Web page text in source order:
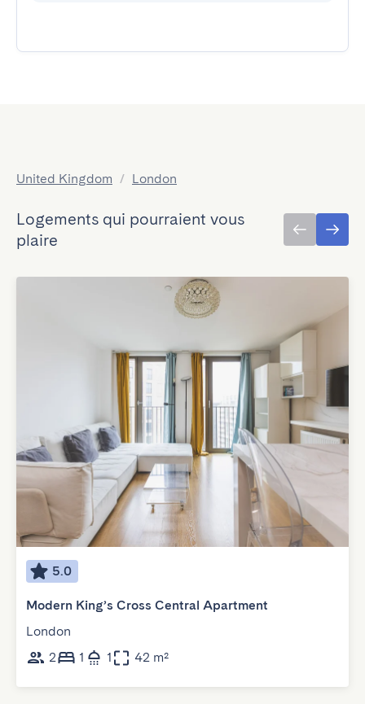
United Kingdom / London
Logements qui pourraient vous
plaire
5.0
Modern King’s Cross Central Apartment
London
2
1 1 42 m²